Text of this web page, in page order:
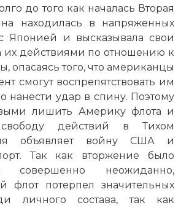
до того как началась Вторая
находилась в напряженных
Японией и высказывала свои
их действиями по отношению к
опасаясь того, что американцы
смогут воспрепятствовать им
нанести удар в спину. Поэтому
лишить Америку флота и
свободу действий в Тихом
объявляет войну США и
Так как вторжение было
совершенно неожиданно,
флот потерпел значительных
личного состава, так как